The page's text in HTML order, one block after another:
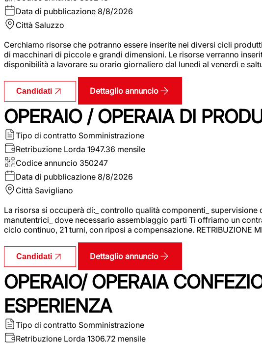
Data di pubblicazione 8/8/2026
Città Saluzzo
Cerchiamo risorse che potranno essere inserite nei diversi cicli
di macchinari di piccole e grandi dimensioni. Le risorse verranno
disponibilità a lavorare su orario giornaliero dal lunedì al venerdì e
Candidati Dettaglio annuncio
OPERAIO / OPERAIA DI
Tipo di contratto Somministrazione
Retribuzione Lorda 1947.36 mensile
Codice annuncio 350247
Data di pubblicazione 8/8/2026
Città Savigliano
La risorsa si occuperà di:_ controllo qualità componenti_
manutentrici_ dove necessario assemblaggio parti Ti offriamo un
ciclo continuo, 21 turni, con riposi a compensazione. RETRIBUZIONE
Candidati Dettaglio annuncio
OPERAIO/ OPERAIA
ESPERIENZA
Tipo di contratto Somministrazione
Retribuzione Lorda 1306.72 mensile